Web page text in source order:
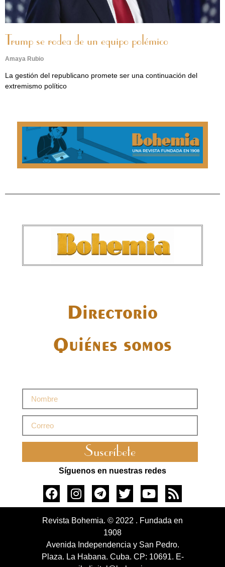
Trump se rodea de un equipo polémico
Amaya Rubio
La gestión del republicano promete ser una continuación del
extremismo político
Directorio
Quiénes somos
Suscríbete
Síguenos en nuestras redes
Revista Bohemia. © 2022 . Fundada en
1908
Avenida Independencia y San Pedro.
Plaza. La Habana. Cuba. CP: 10691. E-